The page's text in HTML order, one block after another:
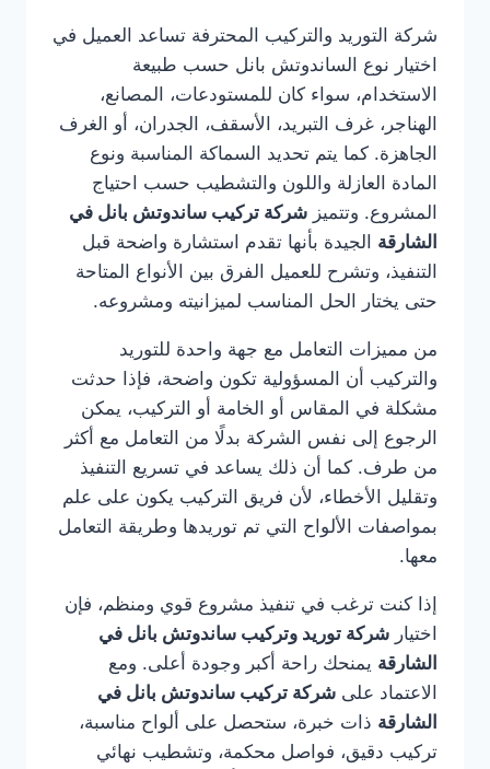
شركة التوريد والتركيب المحترفة تساعد العميل في
اختيار نوع الساندوتش بانل حسب طبيعة
الاستخدام، سواء كان للمستودعات، المصانع،
الهناجر، غرف التبريد، الأسقف، الجدران، أو الغرف
الجاهزة. كما يتم تحديد السماكة المناسبة ونوع
المادة العازلة واللون والتشطيب حسب احتياج
المشروع. وتتميز شركة تركيب ساندوتش بانل في
الشارقة الجيدة بأنها تقدم استشارة واضحة قبل
التنفيذ، وتشرح للعميل الفرق بين الأنواع المتاحة
حتى يختار الحل المناسب لميزانيته ومشروعه.
من مميزات التعامل مع جهة واحدة للتوريد
والتركيب أن المسؤولية تكون واضحة، فإذا حدثت
مشكلة في المقاس أو الخامة أو التركيب، يمكن
الرجوع إلى نفس الشركة بدلًا من التعامل مع أكثر
من طرف. كما أن ذلك يساعد في تسريع التنفيذ
وتقليل الأخطاء، لأن فريق التركيب يكون على علم
بمواصفات الألواح التي تم توريدها وطريقة التعامل
معها.
إذا كنت ترغب في تنفيذ مشروع قوي ومنظم، فإن
اختيار شركة توريد وتركيب ساندوتش بانل في
الشارقة يمنحك راحة أكبر وجودة أعلى. ومع
الاعتماد على شركة تركيب ساندوتش بانل في
الشارقة ذات خبرة، ستحصل على ألواح مناسبة،
تركيب دقيق، فواصل محكمة، وتشطيب نهائي